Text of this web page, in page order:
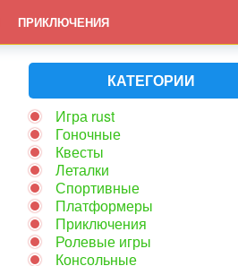
ПРИКЛЮЧЕНИЯ
КАТЕГОРИИ
Игра rust
Гоночные
Квесты
Леталки
Спортивные
Платформеры
Приключения
Ролевые игры
Консольные